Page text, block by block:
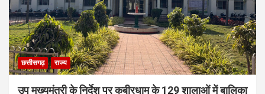
छत्तीसगढ़ राज्य
उप मुख्यमंत्री के निर्देश पर कबीरधाम के 129 शालाओं में बालिका